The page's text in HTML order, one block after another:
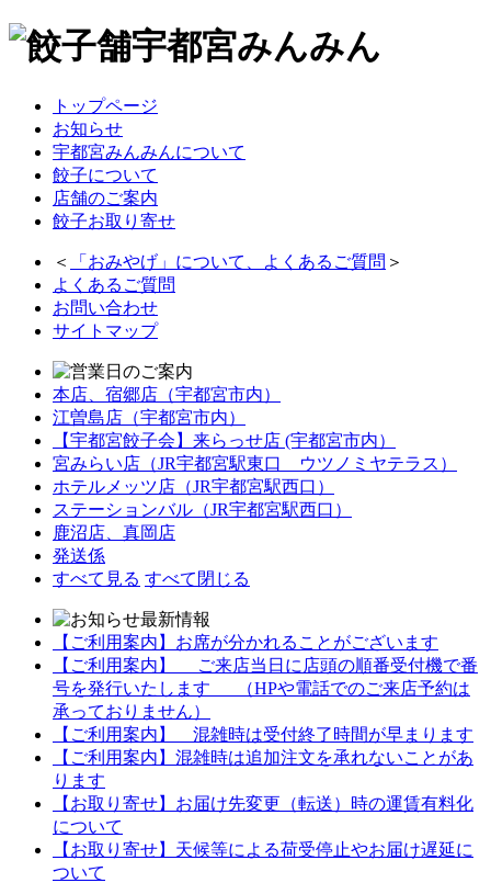
トップページ
お知らせ
宇都宮みんみんについて
餃子について
店舗のご案内
餃子お取り寄せ
＜ 「 おみやげ 」について、よくあるご質問 ＞
よくあるご質問
お問い合わせ
サイトマップ
本店、宿郷店（宇都宮市内）
江曽島店（宇都宮市内）
【宇都宮餃子会】来らっせ店 (宇都宮市内）
宮みらい店（JR宇都宮駅東口 ウツノミヤテラス）
ホテルメッツ店（JR宇都宮駅西口）
ステーションバル（JR宇都宮駅西口）
鹿沼店、真岡店
発送係
すべて見る すべて閉じる
【ご利用案内】お席が分かれることがございます
【ご利用案内】 ご来店当日に店頭の順番受付機で番
号を発行いたします （HPや電話でのご来店予約は
承っておりません）
【ご利用案内】 混雑時は受付終了時間が早まります
【ご利用案内】混雑時は追加注文を承れないことがあ
ります
【お取り寄せ】お届け先変更（転送）時の運賃有料化
について
【お取り寄せ】天候等による荷受停止やお届け遅延に
ついて